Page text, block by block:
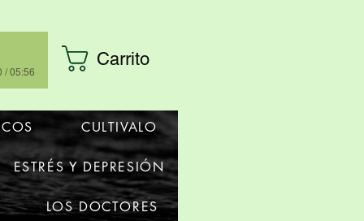
Carrito
/ 05:56
CULTIVALO
ESTRÉS Y DEPRESIÓN
LOS DOCTORES